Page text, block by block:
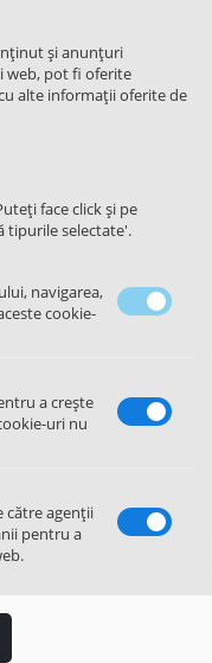
SE
și anunțuri
web, pot fi oferite
alte informații oferite de
face click și pe
tipurile selectate'.
navigarea,
cookie-
a crește
uri nu
către agenții
pentru a